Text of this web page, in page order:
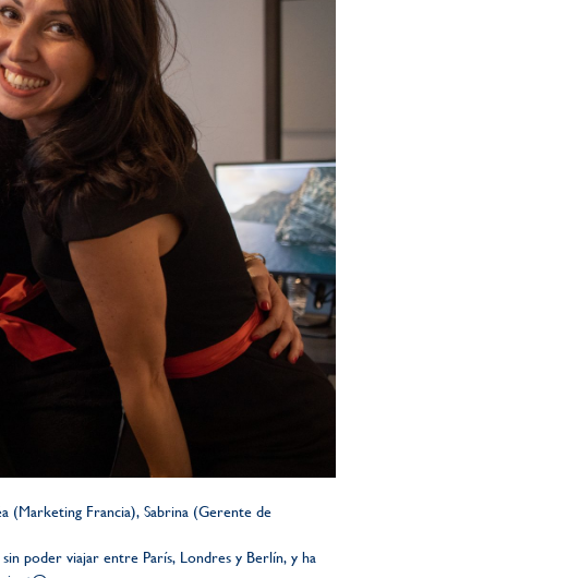
(Marketing Francia), Sabrina (Gerente de
poder viajar entre París, Londres y Berlín, y ha